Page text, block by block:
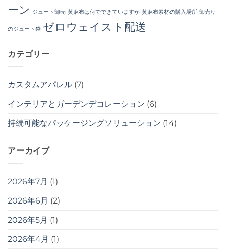
ーン
ジュート卸売 黄麻布は何でできていますか 黄麻布素材の購入場所 卸売り
のジュート袋 ゼロウェイスト配送
カテゴリー
カスタムアパレル (7)
インテリアとガーデンデコレーション (6)
持続可能なパッケージングソリューション (14)
アーカイブ
2026年7月 (1)
2026年6月 (2)
2026年5月 (1)
2026年4月 (1)